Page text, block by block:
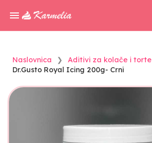
Naslovnica
Aditivi za kolače i torte
Dr.Gusto Royal Icing 200g- Crni